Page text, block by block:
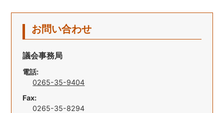
お問い合わせ
議会事務局
電話:
0265-35-9404
Fax:
0265-35-8294